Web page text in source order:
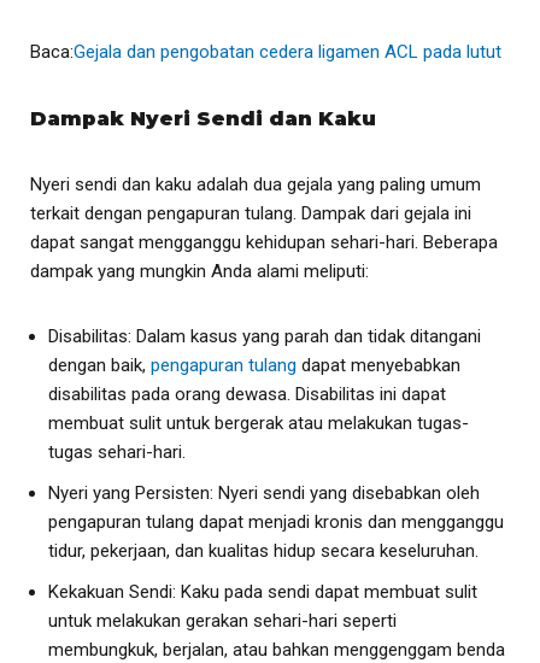
Baca:Gejala dan pengobatan cedera ligamen ACL pada lutut
Dampak Nyeri Sendi dan Kaku
Nyeri sendi dan kaku adalah dua gejala yang paling umum
terkait dengan pengapuran tulang. Dampak dari gejala ini
dapat sangat mengganggu kehidupan sehari-hari. Beberapa
dampak yang mungkin Anda alami meliputi:
Disabilitas: Dalam kasus yang parah dan tidak ditangani
dengan baik, pengapuran tulang dapat menyebabkan
disabilitas pada orang dewasa. Disabilitas ini dapat
membuat sulit untuk bergerak atau melakukan tugas-
tugas sehari-hari.
Nyeri yang Persisten: Nyeri sendi yang disebabkan oleh
pengapuran tulang dapat menjadi kronis dan mengganggu
tidur, pekerjaan, dan kualitas hidup secara keseluruhan.
Kekakuan Sendi: Kaku pada sendi dapat membuat sulit
untuk melakukan gerakan sehari-hari seperti
membungkuk, berjalan, atau bahkan menggenggam benda